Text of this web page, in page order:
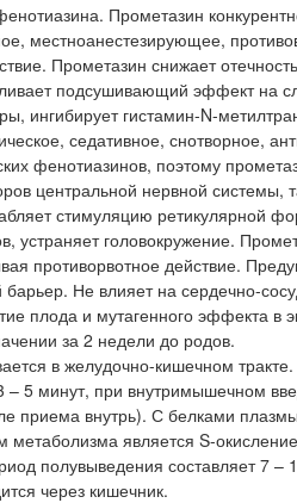
Прометазин
местноанестезирующее,
Прометазин снижает
подсушивающий эффект на
ингибирует гистамин-N-
седативное, снотворное,
фенотиазинов, поэтому
центральной нервной системы,
стимуляцию ретикулярной
устраняет головокружение.
противорвотное действие.
Не влияет на сердечно-
плода и мутагенного эффекта
за 2 недели до родов.
в желудочно-кишечном
– 5 минут, при внутримышечном
приема внутрь). С белками
является S-
полувыведения составляет 7
через кишечник.